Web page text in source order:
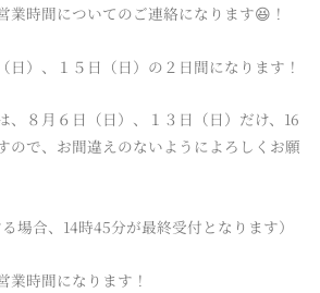
業時間についてのご連絡になります😆！
日）、１５日（日）の２日間になります！
、８月６日（日）、１３日（日）だけ、16
ので、お間違えのないようによろしくお願
場合、14時45分が最終受付となります）
業時間になります！